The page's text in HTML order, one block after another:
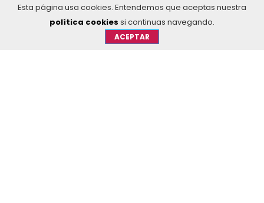
Esta página usa cookies. Entendemos que aceptas nuestra
política cookies si continuas navegando.
ACEPTAR